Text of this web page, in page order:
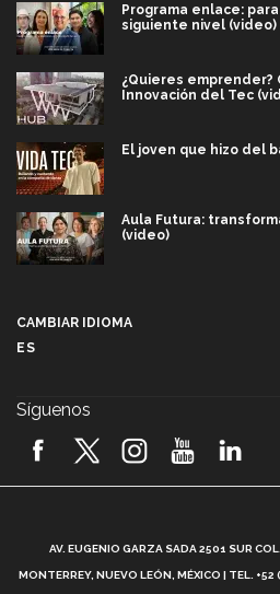
Programa enlace:
siguiente nivel (video)
¿Quieres emprender?
Innovación del Tec
El joven que hizo del
Aula Futura:
(video)
2026! (video)
¿Cómo es el Modelo
CAMBIAR IDIOMA
ES
Síguenos
AV. EUGENIO GARZA SADA 2501 SUR
MONTERREY, NUEVO LEÓN, MÉXICO | TEL.